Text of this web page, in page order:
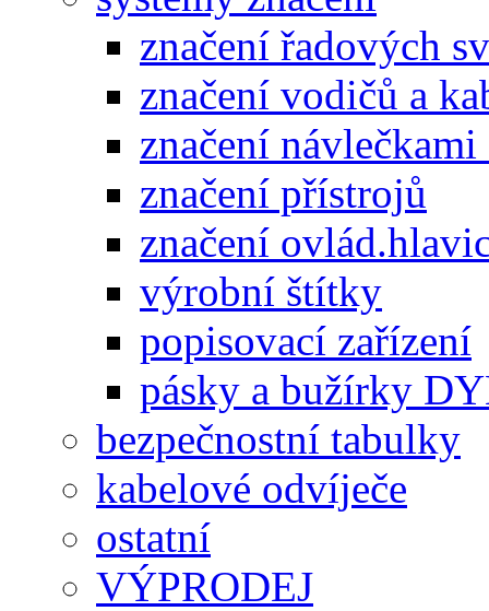
značení řadových
značení vodičů a
značení návlečkami
značení přístrojů
značení
výrobní štítky
popisovací zařízení
pásky a bužírky
bezpečnostní tabulky
kabelové odvíječe
ostatní
VÝPRODEJ